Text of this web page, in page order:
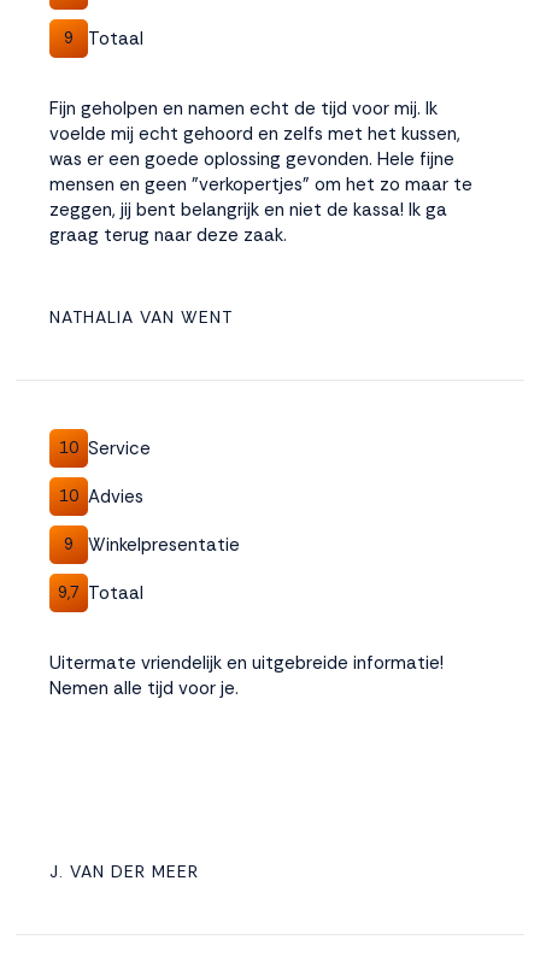
9 Totaal
Fijn geholpen en namen echt de tijd voor mij. Ik
voelde mij echt gehoord en zelfs met het kussen,
was er een goede oplossing gevonden. Hele fijne
mensen en geen "verkopertjes" om het zo maar te
zeggen, jij bent belangrijk en niet de kassa! Ik ga
graag terug naar deze zaak.
NATHALIA VAN WENT
10 Service
10 Advies
9 Winkelpresentatie
9,7 Totaal
Uitermate vriendelijk en uitgebreide informatie!
Nemen alle tijd voor je.
J. VAN DER MEER